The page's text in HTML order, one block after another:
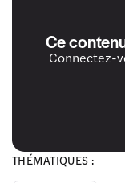
THÉMATIQUES :
Ce
Connectez-